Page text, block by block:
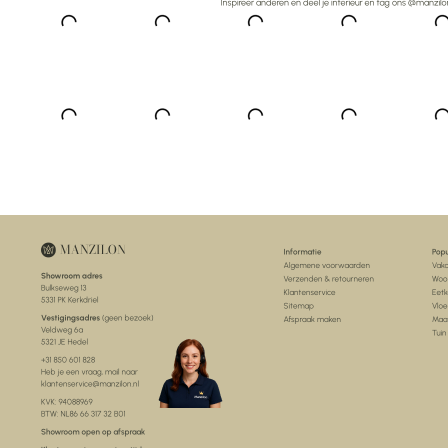
weken.Heel blij mee ...
Inspireer anderen en deel je interieur en tag ons
Showroom adres
Bulkseweg 13
5331 PK Kerkdriel
Vestigingsadres (geen bezoek)
Veldweg 6a
5321 JE Hedel
+31 850 601 828
Heb je een vraag, mail naar
klantenservice@manzilon.nl
KVK: 94088969
BTW: NL86 66 317 32 B01
Showroom open op afspraak
Informatie
Algemene voorwaarden
Verzenden & retourneren
Klantenservice
Sitemap
Afspraak maken
Tuin